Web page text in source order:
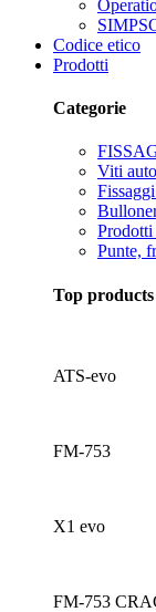
Codice etico
Prodotti
Categorie
Viti
Punte,
Top products
ATS-evo
FM-753
X1 evo
FM-753